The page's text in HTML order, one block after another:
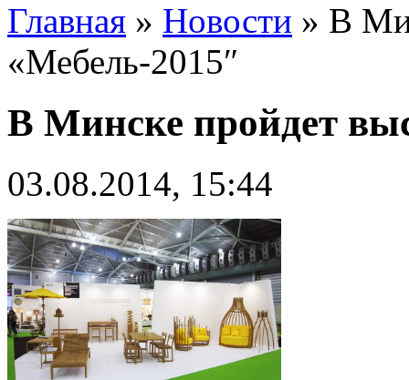
Главная » Новости » В
«Мебель-2015″
В Минске пройдет
03.08.2014, 15:44